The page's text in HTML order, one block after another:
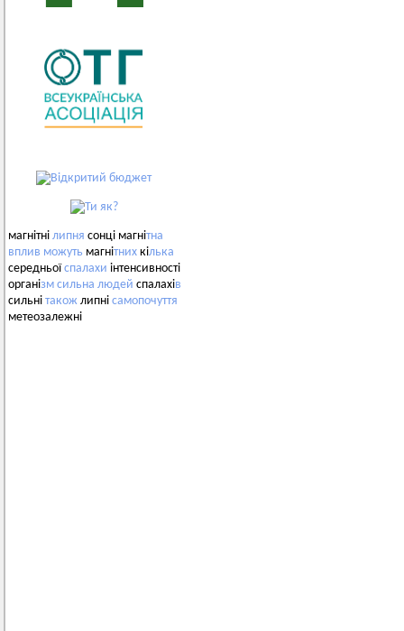
магнітні липня сонці магнітна
вплив можуть магнітних кілька
середньоїспалахи інтенсивності
організм сильна людей спалахів
сильні також липні самопочуття
метеозалежні